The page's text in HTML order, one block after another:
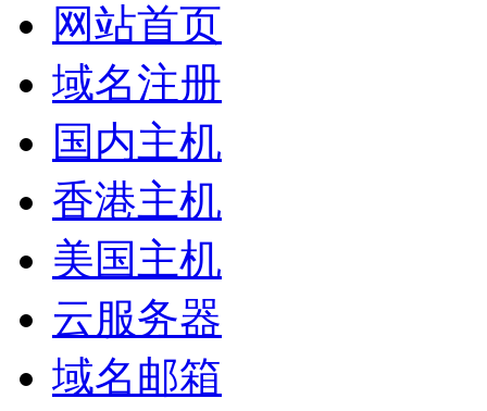
网站首页
域名注册
国内主机
香港主机
美国主机
云服务器
域名邮箱